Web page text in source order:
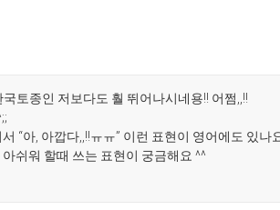
토종인 저보다도 훨 뛰어나시네용!! 어쩜,,!!
“아, 아깝다,,!!ㅠㅠ” 이런 표현이 영어에도 있나
쉬워 할때 쓰는 표현이 궁금해요 ^^